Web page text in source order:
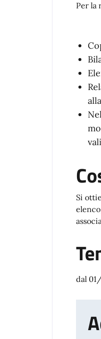
Per la
Si
dal